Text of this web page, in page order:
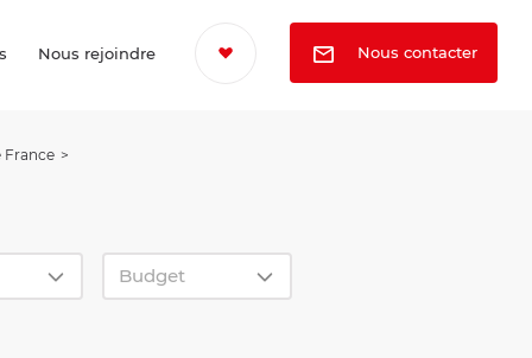
Nous rejoindre Nous contacter
France
Budget